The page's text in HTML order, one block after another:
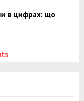
в цифрах: що